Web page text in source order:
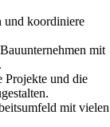
und koordiniere
mit
Projekte und die
mit vielen